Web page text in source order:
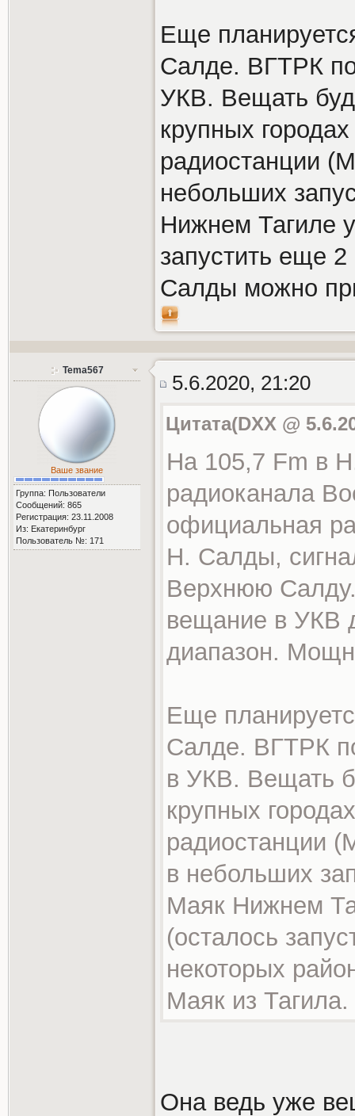
Еще
Салде. ВГТРК
УКВ. Вещать
крупных
радиостанции
небольших
Нижнем Тагиле
запустить еще
Салды можно
Tema567
Ваше звание
Группа: Пользователи
Сообщений: 865
Регистрация: 23.11.2008
Из: Екатеринбург
Пользователь №: 171
5.6.2020, 21:20
Цитата(DXX @
На 105,7 Fm в
радиоканала
официальная
Н. Салды,
Верхнюю Салду.
вещание в УКВ
диапазон.
Еще
Салде. ВГТРК
в УКВ. Вещать
крупных
радиостанции
в небольших
Маяк Нижнем
(осталось
некоторых
Маяк из Тагила.
Она ведь уже